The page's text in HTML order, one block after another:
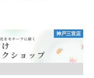
神戸三宮店